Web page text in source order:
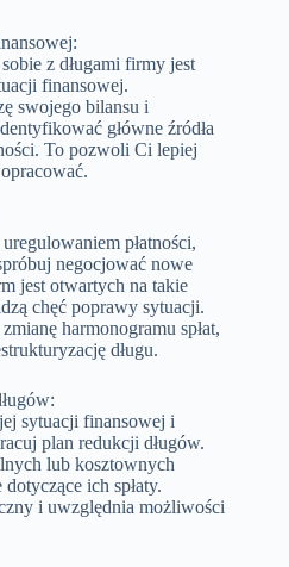
z długami firmy jest
finansowej.
swojego bilansu i
główne źródła
To pozwoli Ci lepiej
płatności,
negocjować nowe
jest otwartych na takie
chęć poprawy sytuacji.
harmonogramu spłat,
długu.
sytuacji finansowej i
plan redukcji długów.
lub kosztownych
ich spłaty.
i uwzględnia możliwości